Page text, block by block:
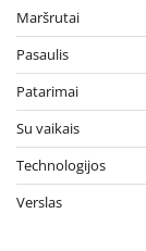
Maršrutai
Pasaulis
Patarimai
Su vaikais
Technologijos
Verslas